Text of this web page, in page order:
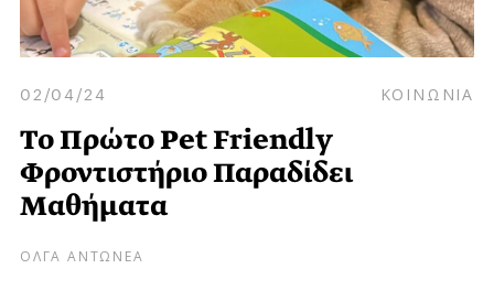
02/04/24 ΚΟΙΝΩΝΙΑ
Το Πρώτο Pet Friendly
Φροντιστήριο Παραδίδει
Μαθήματα
ΟΛΓΑ ΑΝΤΩΝΕΑ